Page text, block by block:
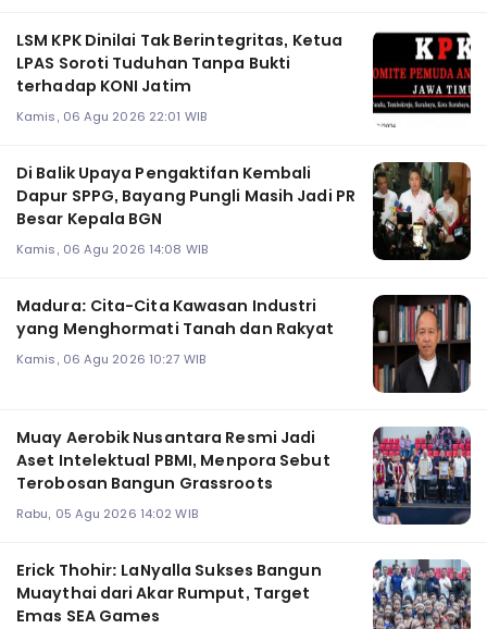
LSM KPK Dinilai Tak Berintegritas, Ketua
LPAS Soroti Tuduhan Tanpa Bukti
terhadap KONI Jatim
Kamis, 06 Agu 2026 22:01 WIB
Di Balik Upaya Pengaktifan Kembali
Dapur SPPG, Bayang Pungli Masih Jadi PR
Besar Kepala BGN
Kamis, 06 Agu 2026 14:08 WIB
Madura: Cita-Cita Kawasan Industri
yang Menghormati Tanah dan Rakyat
Kamis, 06 Agu 2026 10:27 WIB
Muay Aerobik Nusantara Resmi Jadi
Aset Intelektual PBMI, Menpora Sebut
Terobosan Bangun Grassroots
Rabu, 05 Agu 2026 14:02 WIB
Erick Thohir: LaNyalla Sukses Bangun
Muaythai dari Akar Rumput, Target
Emas SEA Games